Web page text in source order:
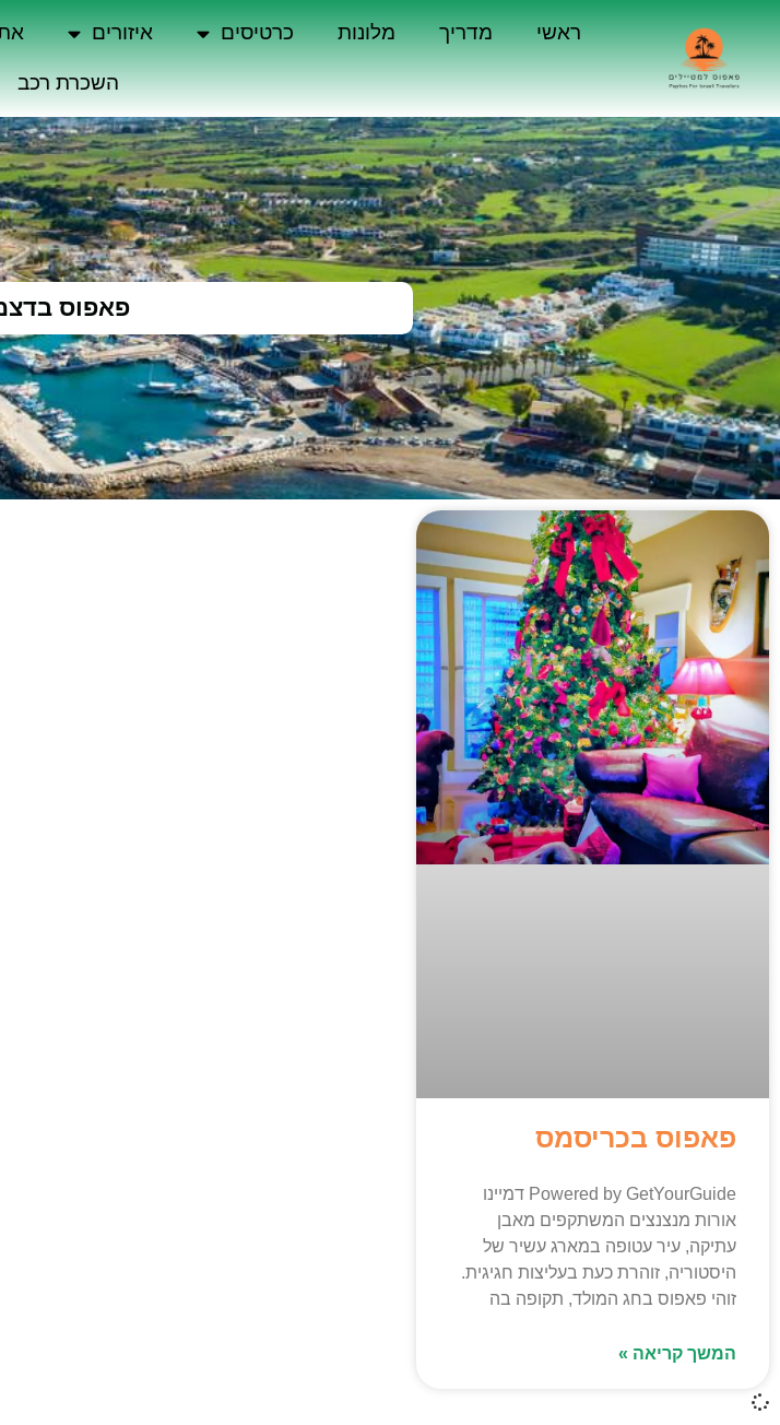
ראשי מדריך מלונות כרטיסים איזורים
השכרת רכב
פאפוס
פאפוס בכריסמס
Powered by GetYourGuide דמיינו
אורות מנצנצים המשתקפים מאבן
עתיקה, עיר עטופה במארג עשיר של
היסטוריה, זוהרת כעת בעליצות חגיגית.
זוהי פאפוס בחג המולד, תקופה בה
המשך קריאה »